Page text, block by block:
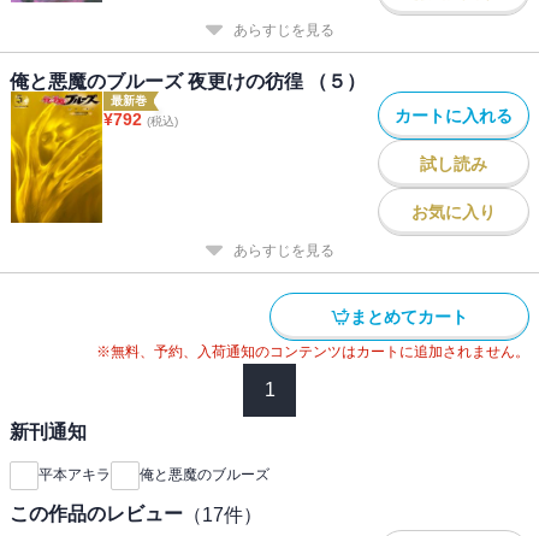
あらすじを見る
俺と悪魔のブルーズ 夜更けの彷徨 （５）
最新巻
¥792 (税込) カートに入れる
試し読み
お気に入り
あらすじを見る
まとめてカート
※無料、予約、入荷通知のコンテンツはカートに追加されません。
1
新刊通知
平本アキラ 俺と悪魔のブルーズ
この作品のレビュー （17件）